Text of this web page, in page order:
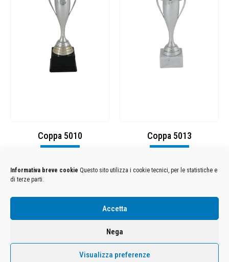
Informativa breve cookie Questo sito utilizza i cookie tecnici, per le statistiche e
di terze parti.
Accetta
Nega
Visualizza preferenze
Coppa 5010 Coppa 5013
Condizioni Generali di Utilizzo-Cookies-Privacy
Euro 12.500.000 i.v. - C.F. e Iscr. Reg. Imp. Monza e Brianza 02137480964 - R.E.A. MB-1370021 -
P.IVA. 11005760159 - Direzione e coordinamento art. 2497 C.C. DECATHLON SA, Villeneuve